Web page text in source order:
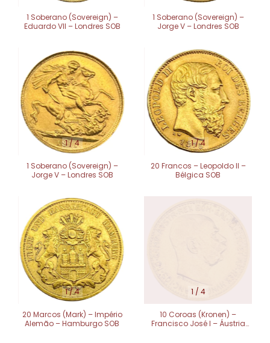
1 Soberano (Sovereign) –
Eduardo VII – Londres SOB
1 Soberano (Sovereign) –
Jorge V – Londres SOB
1/4
1 Soberano (Sovereign) –
Jorge V – Londres SOB
1/4
20 Francos – Leopoldo II –
Bélgica SOB
1/4
20 Marcos (Mark) – Império
Alemão – Hamburgo SOB
1 / 4
10 Coroas (Kronen) –
Francisco José I – Áustria